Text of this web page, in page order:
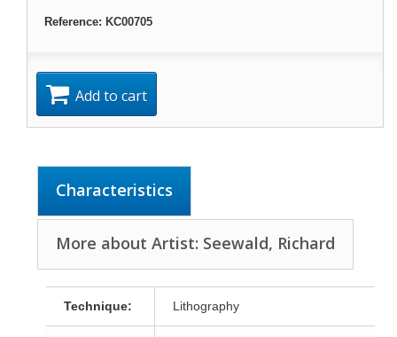
Reference: KC00705
Add to cart
Characteristics
More about Artist: Seewald, Richard
Technique: Lithography